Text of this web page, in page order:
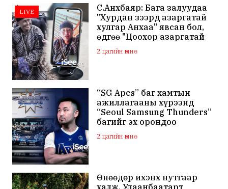
LIVE
С.Анхбаяр: Бага залуудаа
"Хурдан зээрд азаргатай
хулгар Анхаа" явсан бол,
өдгөө "Цоохор азаргатай
цоохор дээлтэй Анхаа"
болжээ
2 цагийн өмнө
“SG Apes” баг хамтын
ажиллагааны хүрээнд
“Seoul Samsung Thunders”
багийг эх орондоо
төлбөргүй авчирсан нь
Монголын сагсан бөмбөг
2 цагийн өмнө
Өнөөдөр ихэнх нутгаар